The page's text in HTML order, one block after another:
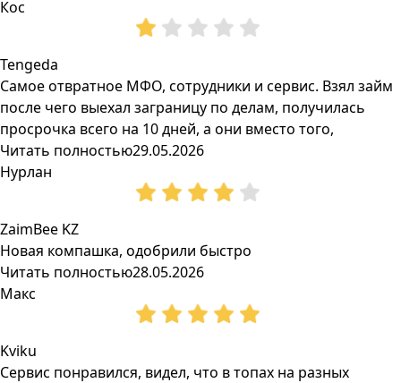
Кос
Tengeda
Самое отвратное МФО, сотрудники и сервис. Взял займ
после чего выехал заграницу по делам, получилась
просрочка всего на 10 дней, а они вместо того,
Читать полностью29.05.2026
Нурлан
ZaimBee KZ
Новая компашка, одобрили быстро
Читать полностью28.05.2026
Макс
Kviku
Сервис понравился, видел, что в топах на разных